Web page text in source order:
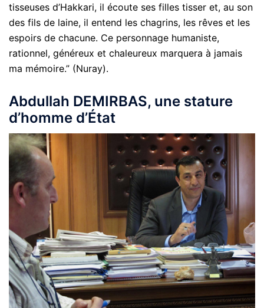
tisseuses d’Hakkari, il écoute ses filles tisser et, au son
des fils de laine, il entend les chagrins, les rêves et les
espoirs de chacune. Ce personnage humaniste,
rationnel, généreux et chaleureux marquera à jamais
ma mémoire.” (Nuray).
Abdullah DEMIRBAS, une stature
d’homme d’État